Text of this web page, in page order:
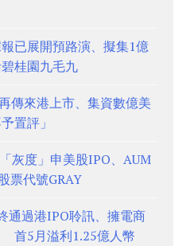
報已展開預路演、擬集1億
桂園九毛九
傳來港上市、集資數億美
置評」
灰度」申美股IPO、AUM
代號GRAY
通過港IPO聆訊、擁電商
首5月溢利1.25億人幣